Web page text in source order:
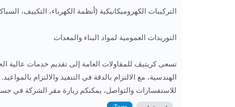
التركيبات الكهروميكانيكية (أنظمة الكهرباء، التكييف،
التوريدات العمومية لمواد البناء والمعدات
تسعى كريتيڤ للمقاولات العامة إلى تقديم خدمات عالية
الهندسية، مع الالتزام بالدقة في التنفيذ والالتزام بالمواعيد.
للاستفسارات والتواصل، يمكنكم زيارة مقر الشركة في جسرالسويس، 35عزيزالمصري أو